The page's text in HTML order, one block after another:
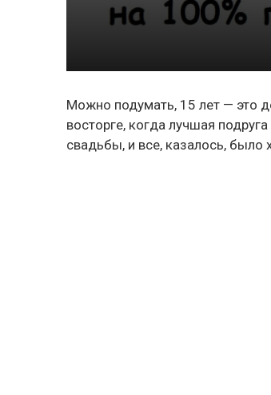
Можно подумать, 15 лет — это
восторге, когда лучшая
свадьбы, и все, казалось,